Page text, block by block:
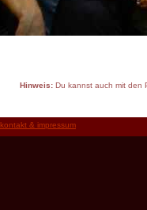
Hinweis:Du kannst auch mit den
kontakt & impressum